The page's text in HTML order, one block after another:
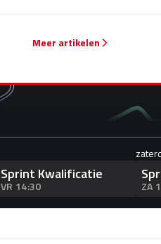
Meer artikelen
Sprint Kwalificatie
VR 14:30 ZA